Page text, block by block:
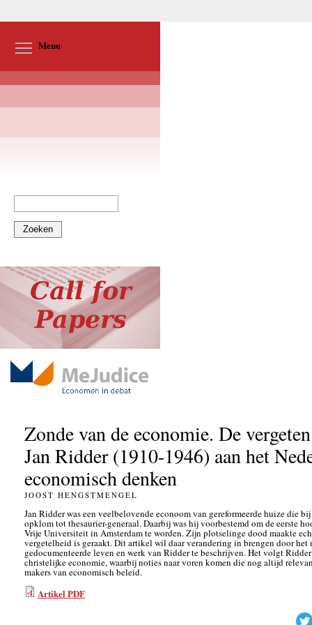
Menu
Zoeken
Zonde van de economie. De
Jan Ridder (1910-1946) aan het
economisch denken
JOOST HENGSTMENGEL
Jan Ridder was een veelbelovende econoom van gereformeerde huize die
opklom tot thesaurier-generaal. Daarbij was hij voorbestemd om de eerste
Vrije Universiteit in Amsterdam te worden. Zijn plotselinge dood maakte
vergetelheid is geraakt. Dit artikel wil daar verandering in brengen door het
gedocumenteerde leven en werk van Ridder te beschrijven. Het volgt
christelijke economie, waarbij noties naar voren komen die nog altijd
makers van economisch beleid.
Artikel PDF